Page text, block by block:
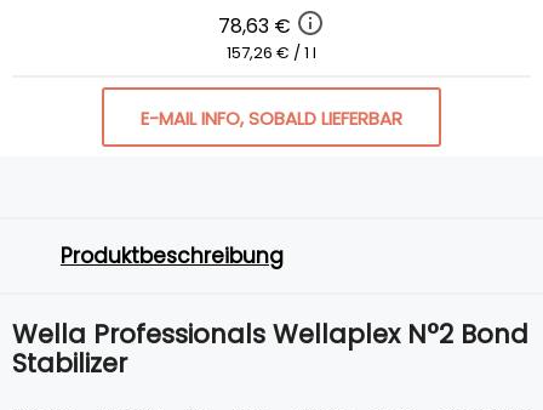
78,63 €
157,26 € / 1 l
E-MAIL INFO, SOBALD LIEFERBAR
Produktbeschreibung
Wella Professionals Wellaplex N°2 Bond
Stabilizer